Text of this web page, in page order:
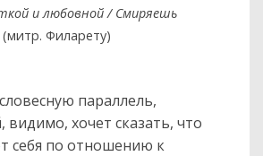
и любовной / Смиряешь
Филарету)
параллель,
хочет сказать, что
себя по отношению к